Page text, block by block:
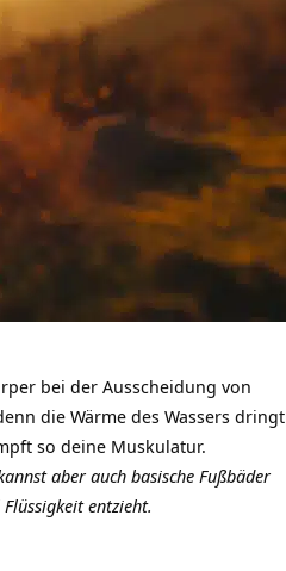
bei der Ausscheidung von
die Wärme des Wassers dringt
so deine Muskulatur.
aber auch basische Fußbäder
entzieht.